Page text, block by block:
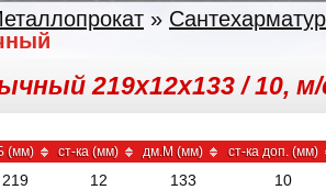
»
219х12х133 / 10,
(мм) ст-ка (мм) дм.М (мм) ст-ка доп. (мм)
219 12 133 10